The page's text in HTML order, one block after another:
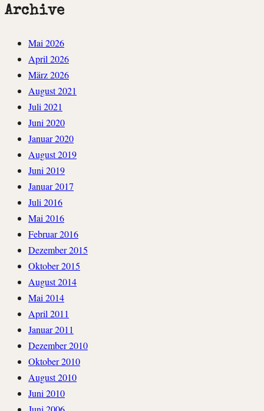
Archive
Mai 2026
April 2026
März 2026
August 2021
Juli 2021
Juni 2020
Januar 2020
August 2019
Juni 2019
Januar 2017
Juli 2016
Mai 2016
Februar 2016
Dezember 2015
Oktober 2015
August 2014
Mai 2014
April 2011
Januar 2011
Dezember 2010
Oktober 2010
August 2010
Juni 2010